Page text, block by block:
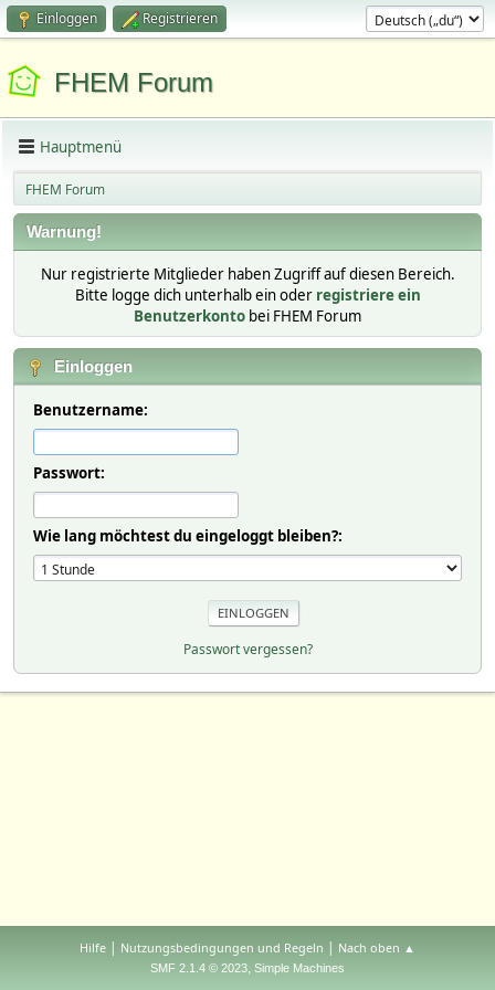
Einloggen Registrieren
FHEM Forum
Hauptmenü
FHEM Forum
Warnung!
Nur registrierte Mitglieder haben Zugriff auf diesen Bereich.
Bitte logge dich unterhalb ein oder registriere ein
Benutzerkonto bei FHEM Forum
Einloggen
Benutzername:
Passwort:
Wie lang möchtest du eingeloggt bleiben?:
Passwort vergessen?
Hilfe | Nutzungsbedingungen und Regeln | Nach oben ▲
SMF 2.1.4 © 2023, Simple Machines